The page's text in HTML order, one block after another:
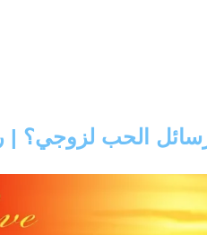
الحب لزوجي؟ |